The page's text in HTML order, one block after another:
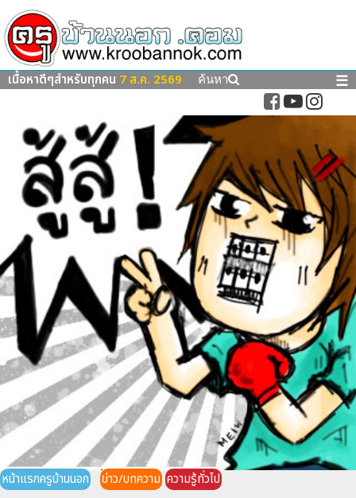
เนื้อหาดีๆสำหรับทุกคน 7 ส.ค. 2569 ค้นหา ☰
หน้าแรกครูบ้านนอก ข่าว/บทความ ความรู้ทั่วไป